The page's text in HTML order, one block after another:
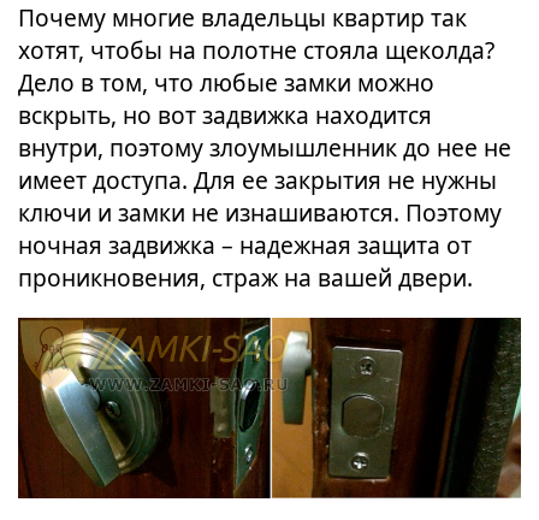
Почему многие владельцы квартир так
хотят, чтобы на полотне стояла щеколда?
Дело в том, что любые замки можно
вскрыть, но вот задвижка находится
внутри, поэтому злоумышленник до нее не
имеет доступа. Для ее закрытия не нужны
ключи и замки не изнашиваются. Поэтому
ночная задвижка – надежная защита от
проникновения, страж на вашей двери.